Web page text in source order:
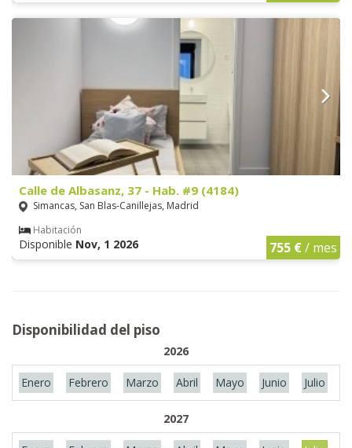
Calle de Albasanz, 37 - Hab. #9 (4184)
Simancas, San Blas-Canillejas, Madrid
Habitación
Disponible Nov, 1 2026 755 €/ mes
Disponibilidad del piso
2026
Enero Febrero Marzo Abril Mayo Junio Julio
2027